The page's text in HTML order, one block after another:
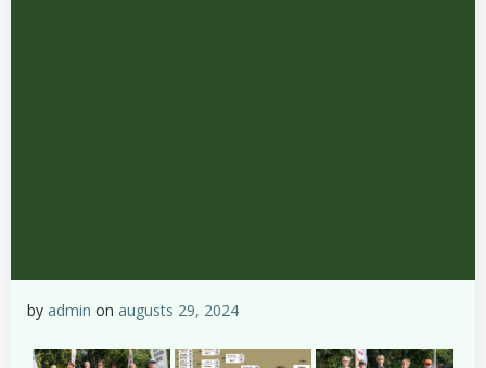
by admin on augusts 29, 2024